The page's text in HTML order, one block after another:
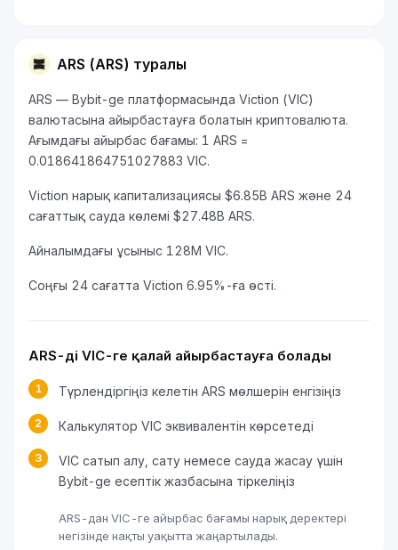
ARS (ARS) туралы
ARS — Bybit-ge платформасында Viction (VIC)
валютасына айырбастауға болатын криптовалюта.
Ағымдағы айырбас бағамы: 1 ARS =
0.018641864751027883 VIC.
Viction нарық капитализациясы $6.85B ARS және 24
сағаттық сауда көлемі $27.48B ARS.
Айналымдағы ұсыныс 128M VIC.
Соңғы 24 сағатта Viction 6.95%-ға өсті.
ARS-ді VIC-ге қалай айырбастауға болады
1 Түрлендіргіңіз келетін ARS мөлшерін енгізіңіз
2 Калькулятор VIC эквивалентін көрсетеді
3
VIC сатып алу, сату немесе сауда жасау үшін
Bybit-ge есептік жазбасына тіркеліңіз
ARS-дан VIC-ге айырбас бағамы нарық деректері
негізінде нақты уақытта жаңартылады.